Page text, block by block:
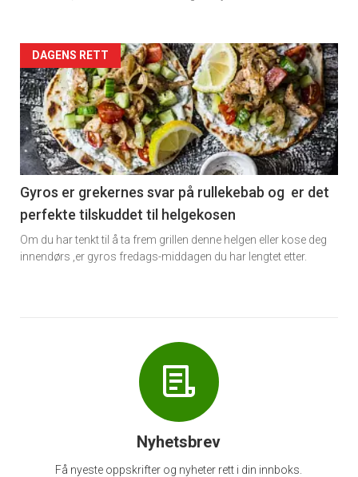
Forsiden
akkurat
nå
-
6
DAGENS RETT
Gyros er grekernes svar på rullekebab og er det
perfekte tilskuddet til helgekosen
Om du har tenkt til å ta frem grillen denne helgen eller kose deg
innendørs ,er gyros fredags-middagen du har lengtet etter.
Nyhetsbrev
Få nyeste oppskrifter og nyheter rett i din innboks.